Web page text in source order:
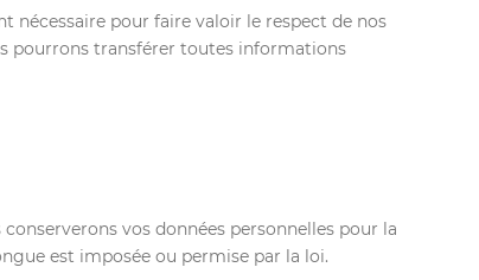
nécessaire pour faire valoir le respect de nos
pourrons transférer toutes informations
vos données personnelles pour la
est imposée ou permise par la loi.